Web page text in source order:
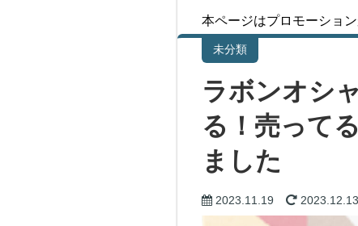
本ページはプロモーショ
未分類
ラボンオシ
る！売って
ました
2023.11.19 2023.12.13